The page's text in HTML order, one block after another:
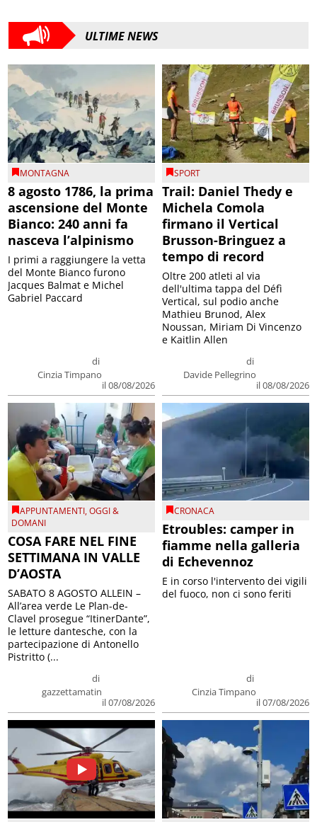
ULTIME NEWS
MONTAGNA
8 agosto 1786, la prima
ascensione del Monte
Bianco: 240 anni fa
nasceva l’alpinismo
di
Cinzia Timpano
il 08/08/2026
I primi a raggiungere la vetta
del Monte Bianco furono
Jacques Balmat e Michel
Gabriel Paccard
SPORT
Trail: Daniel Thedy e
Michela Comola
firmano il Vertical
Brusson-Bringuez a
tempo di record
di
Davide Pellegrino
il 08/08/2026
Oltre 200 atleti al via
dell'ultima tappa del Défì
Vertical, sul podio anche
Mathieu Brunod, Alex
Noussan, Miriam Di Vincenzo
e Kaitlin Allen
APPUNTAMENTI,OGGI &
DOMANI
COSA FARE NEL FINE
SETTIMANA IN VALLE
D’AOSTA
di
gazzettamatin
il 07/08/2026
SABATO 8 AGOSTO ALLEIN –
All’area verde Le Plan-de-
Clavel prosegue “ItinerDante”,
le letture dantesche, con la
partecipazione di Antonello
Pistritto (...
CRONACA
Etroubles: camper in
fiamme nella galleria
di Echevennoz
di
Cinzia Timpano
il 07/08/2026
E in corso l'intervento dei vigili
del fuoco, non ci sono feriti